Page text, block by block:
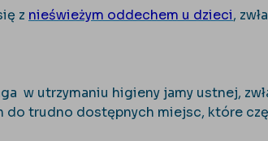
z nieświeżym oddechem u dzieci,
w utrzymaniu higieny jamy ustnej,
do trudno dostępnych miejsc, które